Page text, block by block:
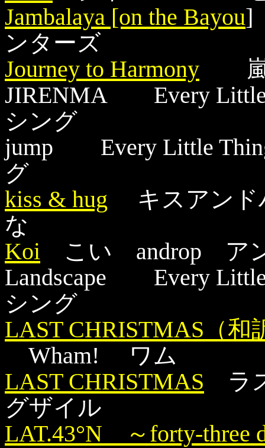
Jambalaya [on the Bayou]
ンターズ
Journey to Harmony 嵐
JIRENMA Every
シング
jump Every Little
グ
kiss & hug キスアン
な
Koi こい androp ア
Landscape Every
シング
LAST CHRISTMAS（和
Wham! ワム
LAST CHRISTMAS ラ
グザイル
LAT.43°N ～forty-three